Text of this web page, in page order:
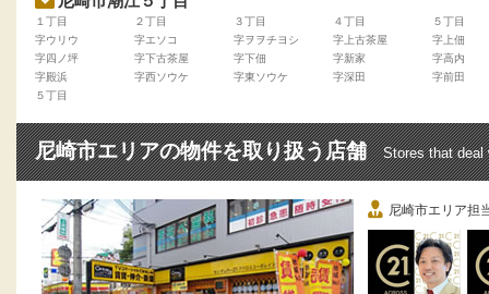
１丁目 ２丁目 ３丁目 ４丁目
５丁目
字ウリウ
字エソコ 字ヲヲチヨシ 字上古茶屋
字上佃
字四ノ坪
字下古茶屋 字下佃 字新家
字高内
字殿浜
字西ソウケ 字東ソウケ 字深田
字前田
５丁目
尼崎市エリアの物件を取り扱う店舗 Stores that deal
尼崎市エリア担